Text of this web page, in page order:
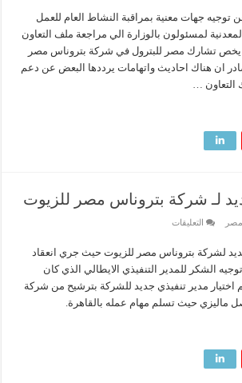
الخامات باعتماد عالمي جديد
يبحث مع إكسون موبيل العالمية آليات تنفيذ مذكرة
زيارة لحقول ابوسنان
عمل
بتروناس
مصر
وحقيقة
صمت
مسئول
جهات معنية بمراقبة النشاط العام للعمل
لمسئولون بالوزارة الي مراجعة ملف التعاون
يخص تشارك مصر للبترول في شركة بتروناس مصر
ان هناك احاديث واتهامات يرددها البعض عن دعم
التعاون …
لـ شركة بتروناس مصر للزيوت
مصر التعليقاتعلى
جديد
شركة
بتروناس
مصر
للزيوت
لشركة بتروناس مصر للزيوت حيث جري انعقاد
الشكر للمدير التنفيذي الايطالي الذي كان
اختيار مدير تنفيذي جديد للشركة بترشيح من شركة
ماليزي حيث تسلم مهام عمله بالقاهرة.